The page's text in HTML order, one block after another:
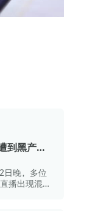
到黑产攻
日晚，多位
播出现混乱